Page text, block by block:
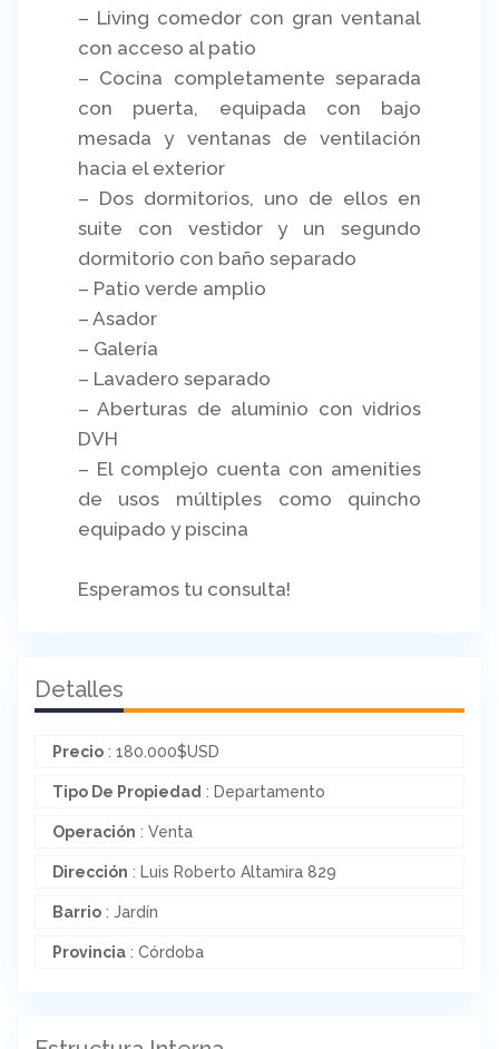
– Living comedor con gran ventanal
con acceso al patio
– Cocina completamente separada
con puerta, equipada con bajo
mesada y ventanas de ventilación
hacia el exterior
– Dos dormitorios, uno de ellos en
suite con vestidor y un segundo
dormitorio con baño separado
– Patio verde amplio
– Asador
– Galería
– Lavadero separado
– Aberturas de aluminio con vidrios
DVH
– El complejo cuenta con amenities
de usos múltiples como quincho
equipado y piscina
Esperamos tu consulta!
Detalles
Precio : 180.000$USD
Tipo De Propiedad : Departamento
Operación : Venta
Dirección : Luis Roberto Altamira 829
Barrio : Jardín
Provincia : Córdoba